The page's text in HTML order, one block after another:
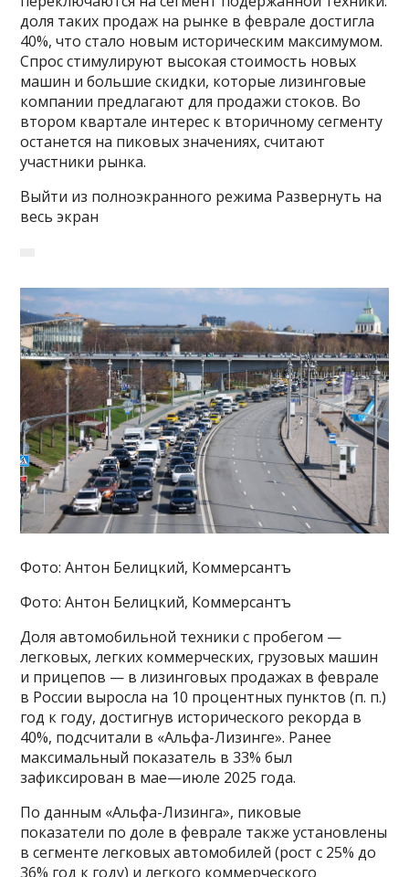
доля таких продаж на рынке в феврале достигла
40%, что стало новым историческим максимумом.
Спрос стимулируют высокая стоимость новых
машин и большие скидки, которые лизинговые
компании предлагают для продажи стоков. Во
втором квартале интерес к вторичному сегменту
останется на пиковых значениях, считают
участники рынка.
Выйти из полноэкранного режима Развернуть на
весь экран
Фото: Антон Белицкий, Коммерсантъ
Фото: Антон Белицкий, Коммерсантъ
Доля автомобильной техники с пробегом —
легковых, легких коммерческих, грузовых машин
и прицепов — в лизинговых продажах в феврале
в России выросла на 10 процентных пунктов (п. п.)
год к году, достигнув исторического рекорда в
40%, подсчитали в «Альфа-Лизинге». Ранее
максимальный показатель в 33% был
зафиксирован в мае—июле 2025 года.
По данным «Альфа-Лизинга», пиковые
показатели по доле в феврале также установлены
в сегменте легковых автомобилей (рост с 25% до
36% год к году) и легкого коммерческого